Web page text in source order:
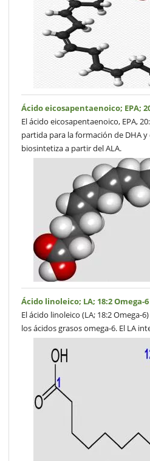
Ácido eicosapentaenoico; EPA;
El ácido eicosapentaenoico, EPA,
partida para la formación de DHA y
biosintetiza a partir del ALA.
Ácido linoleico; LA; 18:2 Omega-6
El ácido linoleico (LA; 18:2 Omega-
los ácidos grasos omega-6. El LA